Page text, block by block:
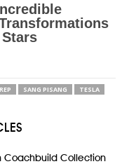
SANG PISANG TESLA
Coachbuild Collection